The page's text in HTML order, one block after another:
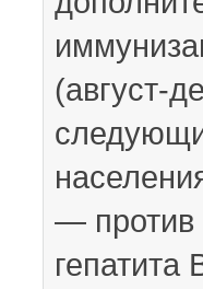
(август-
— против